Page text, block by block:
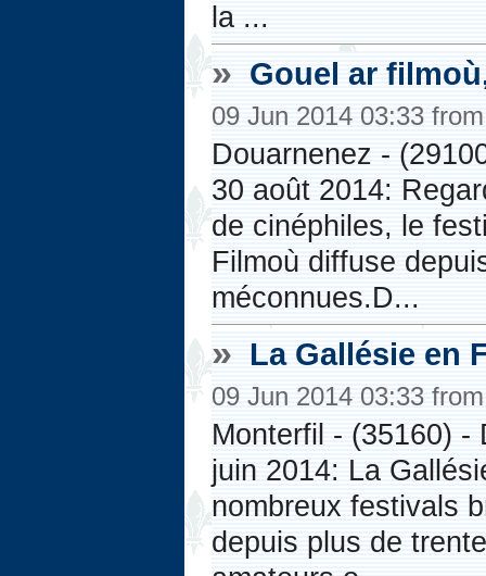
la ...
» Gouel ar
09 Jun 2014 03:33
Douarnenez -
30 août 2014:
de cinéphiles, le
Filmoù diffuse
méconnues.D...
» La Gallésie en
09 Jun 2014 03:33
Monterfil - (35160) -
juin 2014: La
nombreux festivals
depuis plus de